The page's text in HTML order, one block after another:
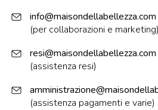
info@maisondellabellezza.com
(per collaborazioni e marketing)
resi@maisondellabellezza.com
(assistenza resi)
(assistenza pagamenti e varie)